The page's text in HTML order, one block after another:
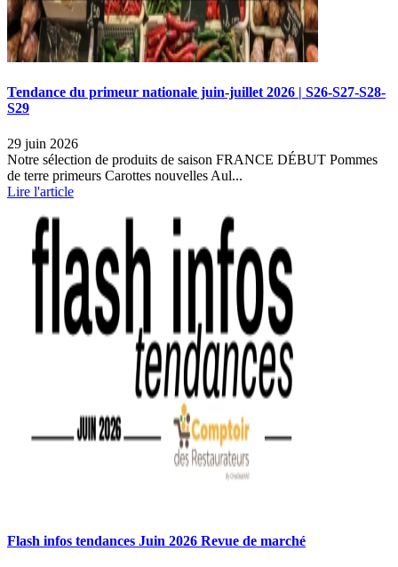
Tendance du primeur nationale juin-juillet 2026 | S26-S27-S28-
S29
29 juin 2026
Notre sélection de produits de saison FRANCE DÉBUT Pommes
de terre primeurs Carottes nouvelles Aul...
Lire l'article
Flash infos tendances Juin 2026 Revue de marché